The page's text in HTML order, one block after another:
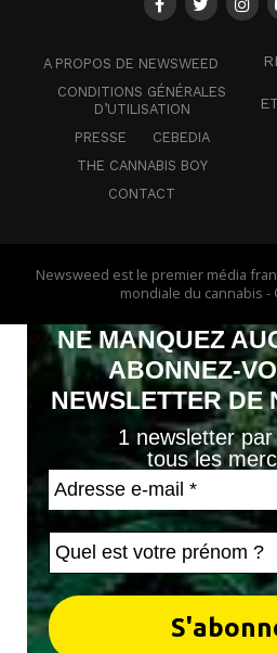
A PROPOS DE NEWSWEED
CONDITIONS GÉNÉRALES
D’UTILISATION
PRESSE
CEBEDIA
THE CANNABIS BOY
CONTACT
Newsweed est le premier média
mondiale du cannabis
NE MANQUEZ
ABONNEZ-
NEWSLETTER DE
1 newsletter
tous les